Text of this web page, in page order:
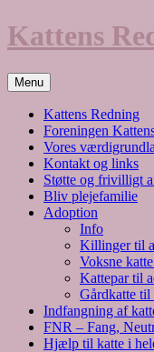
Hop
til
Kattens
Menu
Kattens Redning
Foreningen
Vores
Kontakt og links
Støtte og frivilligt
Bliv plejefamilie
Adoption
Info
Killinger til
Voksne
Kattepar til
Gårdkatte til
Indfangning af
FNR – Fang,
Hjælp til katte i